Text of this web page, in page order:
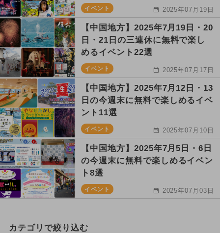
イベント 2025年07月19日
【中国地方】2025年7月19日・20
日・21日の三連休に無料で楽し
めるイベント22選
イベント 2025年07月17日
【中国地方】2025年7月12日・13
日の今週末に無料で楽しめるイベ
ント11選
イベント 2025年07月10日
【中国地方】2025年7月5日・6日
の今週末に無料で楽しめるイベン
ト8選
イベント 2025年07月03日
カテゴリで絞り込む